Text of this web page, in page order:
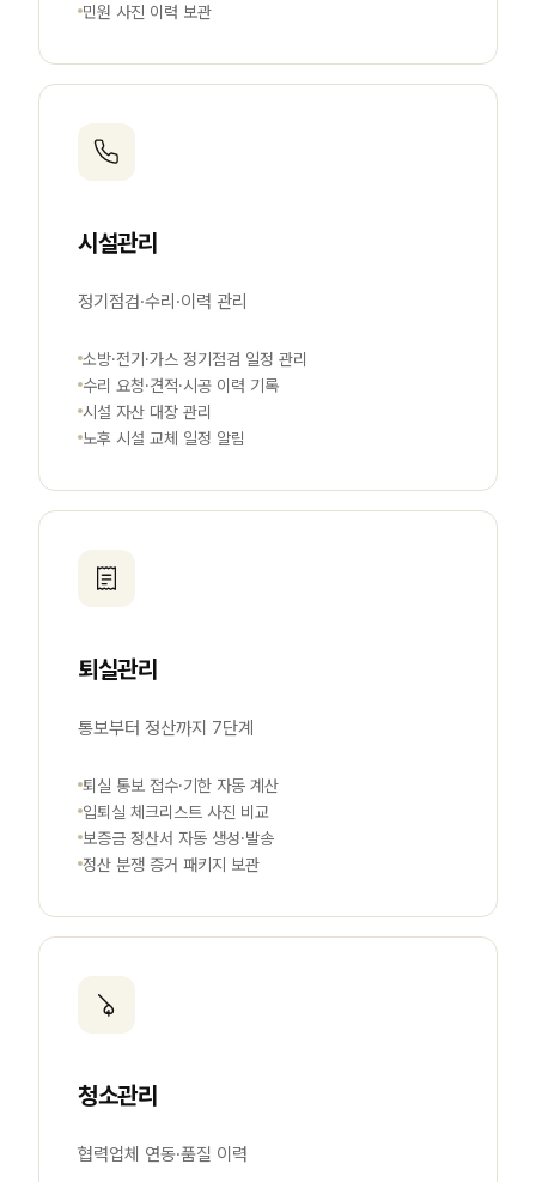
민원 사진 이력 보관
시설관리
정기점검·수리·이력 관리
소방·전기·가스 정기점검 일정 관리
수리 요청·견적·시공 이력 기록
시설 자산 대장 관리
노후 시설 교체 일정 알림
퇴실관리
통보부터 정산까지 7단계
퇴실 통보 접수·기한 자동 계산
입퇴실 체크리스트 사진 비교
보증금 정산서 자동 생성·발송
정산 분쟁 증거 패키지 보관
청소관리
협력업체 연동·품질 이력